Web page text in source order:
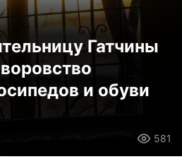
Гатчины
и обуви
581